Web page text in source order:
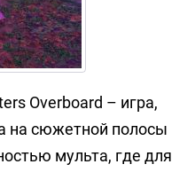
Overboard – игра,
на сюжетной полосы
мульта, где для